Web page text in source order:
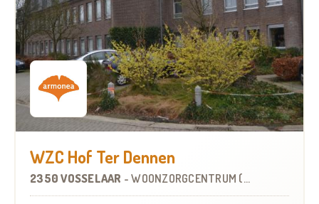
WZC Hof Ter Dennen
2350 VOSSELAAR -WOONZORGCENTRUM (WZC)